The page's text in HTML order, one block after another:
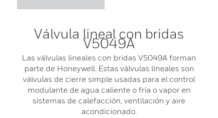
Válvula lineal con bridas
V5049A
Las válvulas lineales con bridas V5049A forman
parte de Honeywell. Estas válvulas lineales son
válvulas de cierre simple usadas para el control
modulante de agua caliente o fría o vapor en
sistemas de calefacción, ventilación y aire
acondicionado.